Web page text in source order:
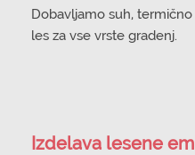
Dobavljamo suh,
les za vse vrste gradenj.
Izdelava lesene